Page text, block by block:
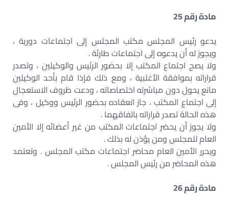
مادة رقم 25
يدعو رئيس المجلس مكتب المجلس إلى اجتماعات دورية ،
ويجوز له أن يدعوه إلى اجتماعات طارئة .
ولا يصح اجتماع المكتب إلا بحضور الرئيس والوكيلين ، وتصدر
قراراته بموافقة الأغلبية ، ومع ذلك فإذا قام بأحد الوكيلين
مانع يحول دون مباشرته اختصاصاته ، ودعت ظروف الاستعجال
إلى اجتماع المكتب ، جاز انعقاده بحضور الرئيس ووكيل ، وفى
هذه الحالة تصدر قراراته باتفاقهما .
ولا يجوز أن يحضر اجتماعات المكتب من غير أعضائه إلا الأمين
العام للمجلس ومن يؤذن له بذلك .
ويحرر الأمين العام محاضر اجتماعات مكتب المجلس . وتعتمد
هذه المحاضر من رئيس المجلس .
مادة رقم 26